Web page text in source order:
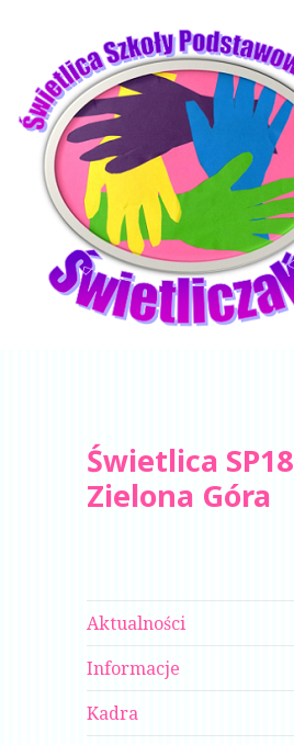
Świetlica SP18
Zielona Góra
Aktualności
Informacje
Kadra